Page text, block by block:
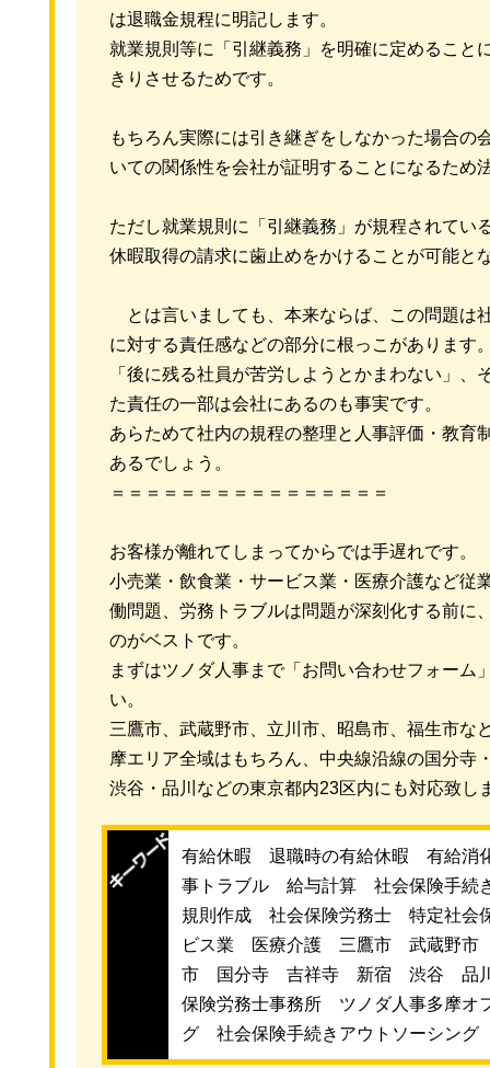
は退職金規程に明記します。
就業規則等に「引継義務」を明確に定めること
きりさせるためです。
もちろん実際には引き継ぎをしなかった場合の
いての関係性を会社が証明することになるため
ただし就業規則に「引継義務」が規程されてい
休暇取得の請求に歯止めをかけることが可能と
とは言いましても、本来ならば、この問題は
に対する責任感などの部分に根っこがあります
「後に残る社員が苦労しようとかまわない」
た責任の一部は会社にあるのも事実です。
あらためて社内の規程の整理と人事評価・教育
あるでしょう。
＝＝＝＝＝＝＝＝＝＝＝＝＝＝＝＝
お客様が離れてしまってからでは手遅れです。
小売業・飲食業・サービス業・医療介護など従
働問題、労務トラブルは問題が深刻化する前に
のがベストです。
まずはツノダ人事まで「お問い合わせフォーム
い。
三鷹市、武蔵野市、立川市、昭島市、福生市な
摩エリア全域はもちろん、中央線沿線の国分寺
渋谷・品川などの東京都内23区内にも対応致し
有給休暇 退職時の有給休暇 有給
事トラブル 給与計算 社会保険手
規則作成 社会保険労務士 特定社
ビス業 医療介護 三鷹市 武蔵野
市 国分寺 吉祥寺 新宿 渋谷 品
保険労務士事務所 ツノダ人事多摩オ
グ 社会保険手続きアウトソーシング